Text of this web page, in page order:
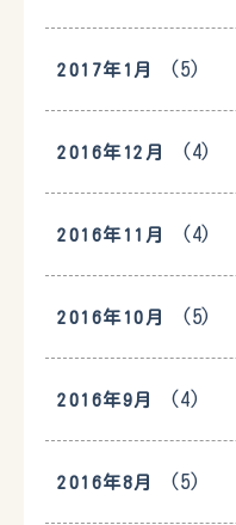
2017年1月 (5)
2016年12月 (4)
2016年11月 (4)
2016年10月 (5)
2016年9月 (4)
2016年8月 (5)